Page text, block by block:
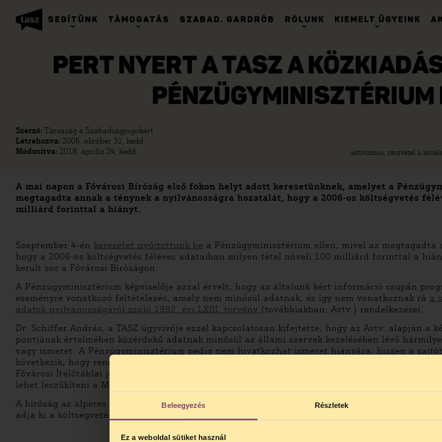
Beleegyezés Részletek
Ez a weboldal sütiket használ
SEGÍTÜNK TÁMOGATÁS SZABAD. GARDRÓB RÓLUNK KIEMELT ÜGYEINK
PERT NYERT A TASZ A
PÉNZÜGYMINISZTÉRIUM
Szerző: Társaság a Szabadságjogokért
Létrehozva: 2006. október 31, kedd
Módosítva: 2018. április 24, kedd aktivizmus, részvétel a
A mai napon a Fővárosi Bíróság első fokon helyt adott keresetünknek, amelyet a
megtagadta annak a ténynek a nyilvánosságra hozatalát, hogy a 2006-os költségvetés
milliárd forinttal a hiányt.
Szeptember 4-én keresetet nyújtottunk be a Pénzügyminisztérium ellen, mivel az
hogy a 2006-os költségvetés féléves adataiban milyen tétel növeli 100 milliárd forinttal a
került sor a Fővárosi Bíróságon.
A Pénzügyminisztérium képviselője azzal érvelt, hogy az általunk kért információ csupán
eseményre vonatkozó feltételezés, amely nem minősül adatnak, és így nem vonatkoznak rá a
adatok nyilvánosságáról szóló 1992. évi LXIII. törvény (továbbiakban: Avtv.) rendelkezései.
Dr. Schiffer András, a TASZ ügyvivője ezzel kapcsolatosan kifejtette, hogy az Avtv. alapján a
pontjának értelmében közérdekű adatnak minősül az állami szervek kezelésében lévő
vagy ismeret. A Pénzügyminisztérium pedig nem hivatkozhat ismeret hiányára, hiszen a
következik, hogy rendelkezésükre állt érdemi információ, amely a becslés alapjául szolgált. A
Fővárosi Ítélőtáblai jogerős döntésre hivatkozott, amely kimondta, hogy az adat fogalmát
lehet leszűkíteni a Magyar Értelmező Kéziszótár fogalommeghatározására.
A bíróság az alperes érvelését elutasította, és kötelezte a Pénzügyminisztériumot, hogy az
adja ki a költségvetés egyszeri hiánynövelő tételének tartalmára vonatkozó adatokat.